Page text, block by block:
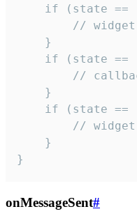
if (state ==
//
    }
if (state ==
//
    }
if (state ==
//
    }
}
onMessageSent#